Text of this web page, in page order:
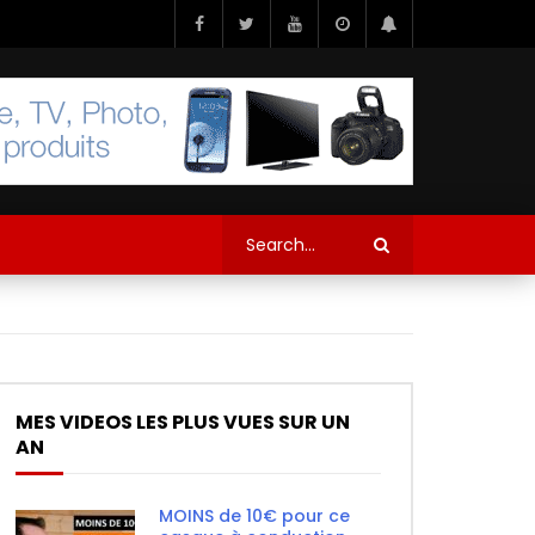
MES VIDEOS LES PLUS VUES SUR UN
AN
MOINS de 10€ pour ce